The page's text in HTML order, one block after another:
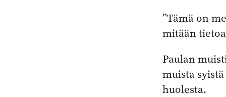
”Tämä on
mitään
Paulan
muista
huolesta.